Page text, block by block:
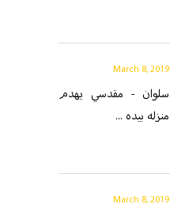
March 8, 2019
سلوان - مقدسي يهدم
منزله بيده ...
March 8, 2019